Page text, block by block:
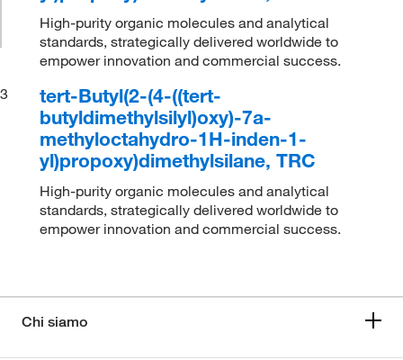
High-purity organic molecules and analytical
standards, strategically delivered worldwide to
empower innovation and commercial success.
3
tert-Butyl(2-(4-((tert-
butyldimethylsilyl)oxy)-7a-
methyloctahydro-1H-inden-1-
yl)propoxy)dimethylsilane, TRC
High-purity organic molecules and analytical
standards, strategically delivered worldwide to
empower innovation and commercial success.
Chi siamo